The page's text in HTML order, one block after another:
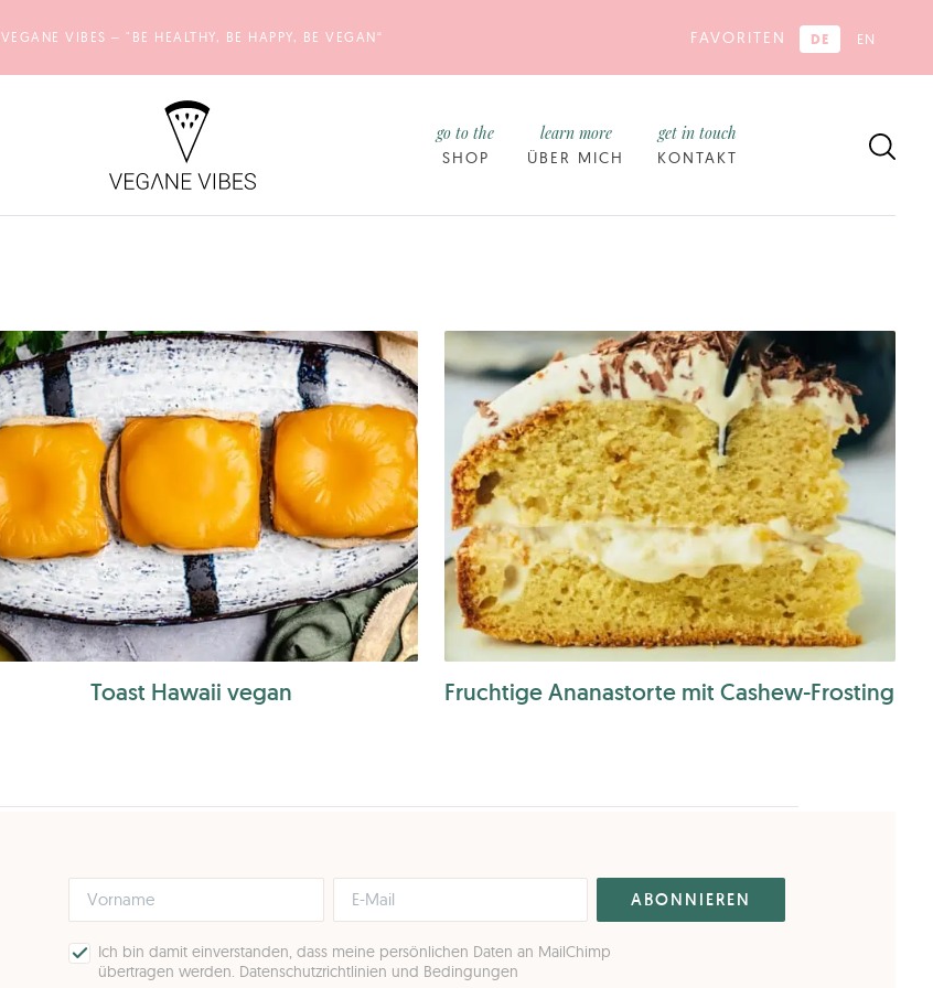
VEGANE VIBES – "BE HEALTHY, BE HAPPY, BE VEGAN“ FAVORITEN DE EN
SHOP
go to the
ÜBER MICH
learn more
KONTAKT
get in touch
Toast Hawaii vegan Fruchtige Ananastorte mit Cashew-Frosting
Ich bin damit einverstanden, dass meine persönlichen Daten an MailChimp
übertragen werden. Datenschutzrichtlinien und Bedingungen